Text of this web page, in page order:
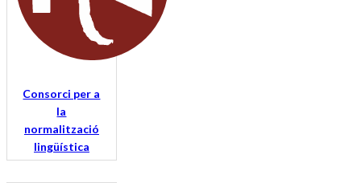
Consorci per a
la
normalització
lingüística